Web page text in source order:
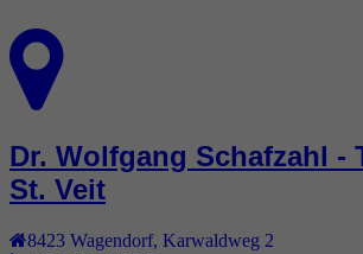
Dr. Wolfgang Schafzahl -
St. Veit
8423 Wagendorf, Karwaldweg 2